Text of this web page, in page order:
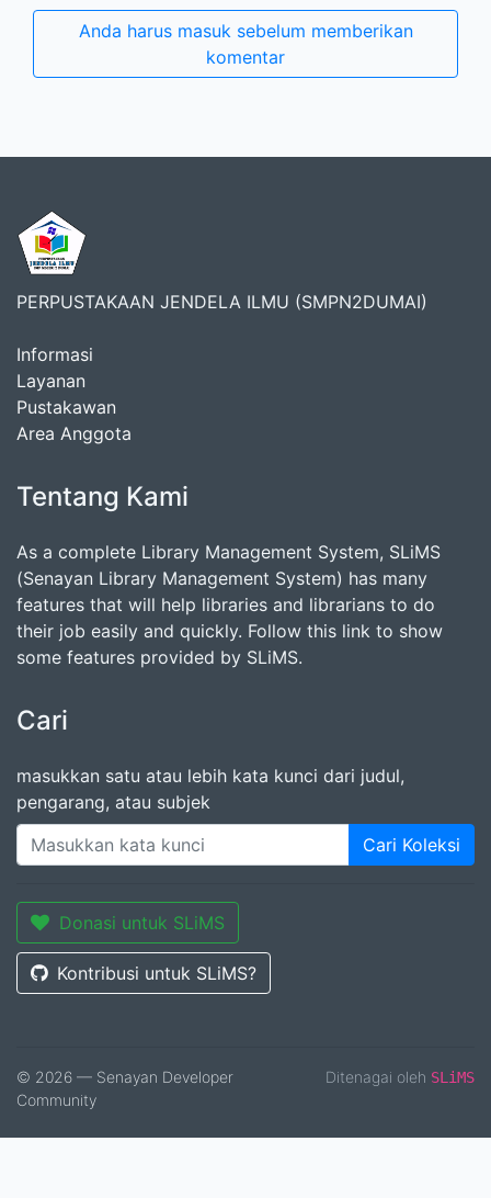
Anda harus masuk sebelum memberikan
komentar
PERPUSTAKAAN JENDELA ILMU (SMPN2DUMAI)
Informasi
Layanan
Pustakawan
Area Anggota
Tentang Kami
As a complete Library Management System, SLiMS
(Senayan Library Management System) has many
features that will help libraries and librarians to do
their job easily and quickly. Follow this link to show
some features provided by SLiMS.
Cari
masukkan satu atau lebih kata kunci dari judul,
pengarang, atau subjek
Cari Koleksi
Donasi untuk SLiMS
Kontribusi untuk SLiMS?
© 2026 — Senayan Developer
Community
Ditenagai oleh SLiMS